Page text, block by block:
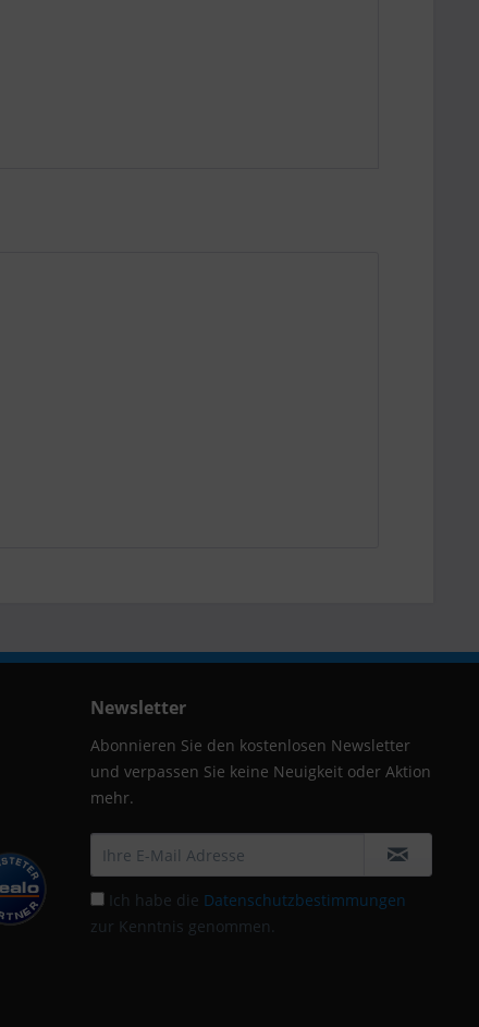
Newsletter
Abonnieren Sie den kostenlosen Newsletter
und verpassen Sie keine Neuigkeit oder Aktion
mehr.
Ich habe die Datenschutzbestimmungen
zur Kenntnis genommen.